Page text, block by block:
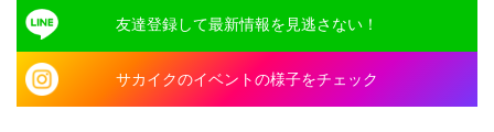
友達登録して最新情報を見逃さない！
サカイクのイベントの様子をチェック